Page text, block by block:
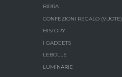
BIRRA
CONFEZIONI REGALO (VUOTE)
HISTORY
I GADGETS
LEBOLLE
LUMINARIE